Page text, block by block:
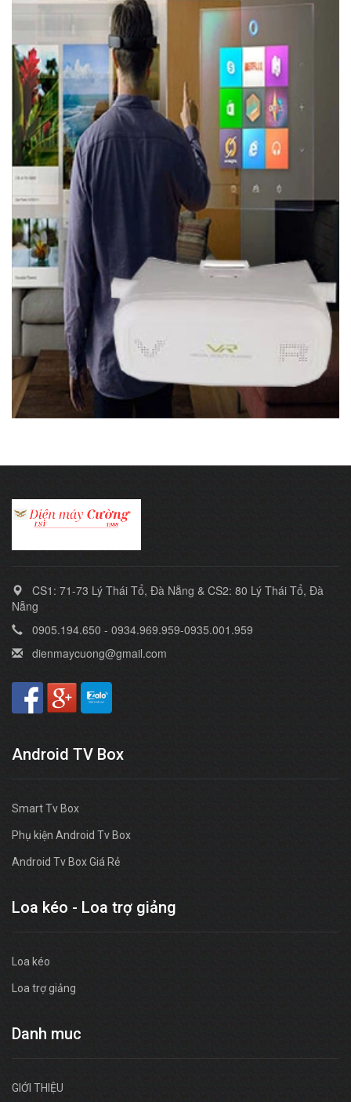
CS1: 71-73 Lý Thái Tổ, Đà Nẵng & CS2: 80 Lý Thái Tổ, Đà
Nẵng
0905.194.650 - 0934.969.959-0935.001.959
dienmaycuong@gmail.com
Android TV Box
Smart Tv Box
Phụ kiện Android Tv Box
Android Tv Box Giá Rẻ
Loa kéo - Loa trợ giảng
Loa kéo
Loa trợ giảng
Danh muc
GIỚI THIỆU